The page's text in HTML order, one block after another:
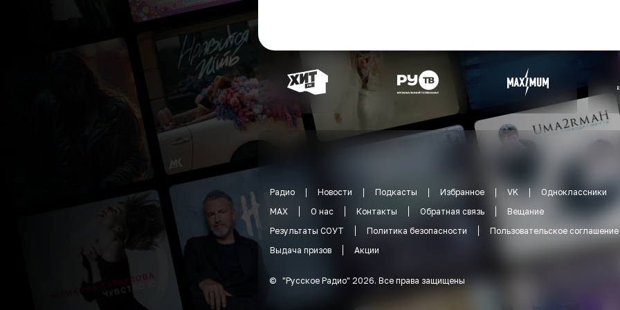
Радио Новости Подкасты Избранное VK
Одноклассники
MAX
О нас Контакты Обратная связь
Вещание
Результаты СОУТ
Политика безопасности
Пользовательское соглашение
Выдача призов
Акции
© "Русское Радио" 2026. Все права защищены